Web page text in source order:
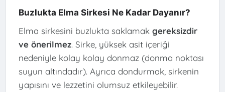
Buzlukta Elma Sirkesi Ne Kadar Dayanır?
Elma sirkesini buzlukta saklamak gereksizdir
ve önerilmez. Sirke, yüksek asit içeriği
nedeniyle kolay kolay donmaz (donma noktası
suyun altındadır). Ayrıca dondurmak, sirkenin
yapısını ve lezzetini olumsuz etkileyebilir.